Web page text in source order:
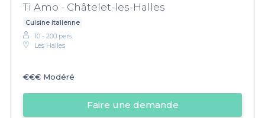
Ti Amo - Châtelet-les-Halles
Cuisine italienne
10 - 200 pers.
Les Halles
€€€ Modéré
Faire une demande